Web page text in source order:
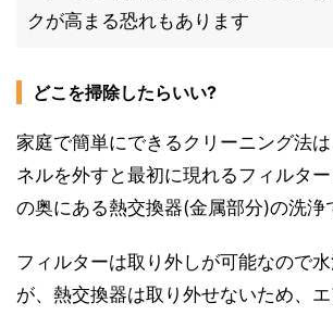
クが高まる恐れもあります
どこを掃除したらいい?
家庭で簡単にできるクリーニング法
ネルを外すと最初に現れるフィルタ
の奥にある熱交換器(金属部分)の洗浄
フィルターは取り外しが可能なので
が、熱交換器は取り外せないため、